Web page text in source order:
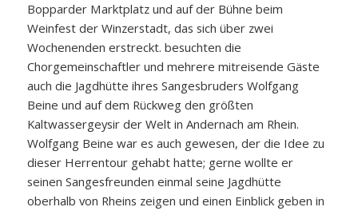
Bopparder Marktplatz und auf der Bühne beim
Weinfest der Winzerstadt, das sich über zwei
Wochenenden erstreckt. besuchten die
Chorgemeinschaftler und mehrere mitreisende Gäste
auch die Jagdhütte ihres Sangesbruders Wolfgang
Beine und auf dem Rückweg den größten
Kaltwassergeysir der Welt in Andernach am Rhein.
Wolfgang Beine war es auch gewesen, der die Idee zu
dieser Herrentour gehabt hatte; gerne wollte er
seinen Sangesfreunden einmal seine Jagdhütte
oberhalb von Rheins zeigen und einen Einblick geben in